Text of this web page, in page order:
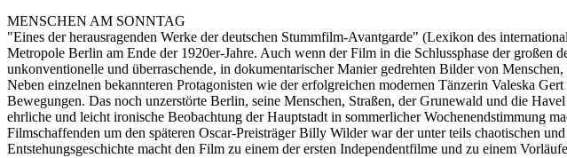
MENSCHEN AM SONNTAG
"Eines der herausragenden Werke der deutschen Stummfilm-Avantgarde" (Lexikon des
Metropole Berlin am Ende der 1920er-Jahre. Auch wenn der Film in die Schlussphase der
unkonventionelle und überraschende, in dokumentarischer Manier gedrehten Bilder von
Neben einzelnen bekannteren Protagonisten wie der erfolgreichen modernen Tänzerin Valeska
Bewegungen. Das noch unzerstörte Berlin, seine Menschen, Straßen, der Grunewald und die
ehrliche und leicht ironische Beobachtung der Hauptstadt in sommerlicher Wochenendstimmung
Filmschaffenden um den späteren Oscar-Preisträger Billy Wilder war der unter teils chaotischen
Entstehungsgeschichte macht den Film zu einem der ersten Independentfilme und zu einem